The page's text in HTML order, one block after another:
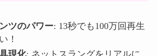
ツのパワー: 13秒でも100万回再生
！